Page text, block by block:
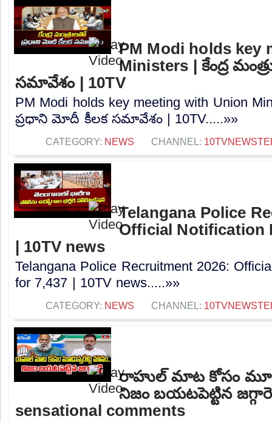
PM Modi holds key
Ministers | కేంద్ర
సమావేశం | 10TV
PM Modi holds key meeting with Union
ప్రధాని మోదీ కీలక సమావేశం | 10TV.....»»
CATEGORY: NEWS CHANNEL:
Telangana Police
Official Notification
| 10TV news
Telangana Police Recruitment 2026:
for 7,437 | 10TV news.....»»
CATEGORY: NEWS CHANNEL:
రాహుల్ మాట కోసం
నిజం బయటపెట్టిన
sensational comments